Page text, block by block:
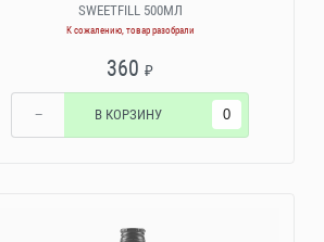
SWEETFILL 500МЛ
К сожалению, товар разобрали
360₽
− В КОРЗИНУ